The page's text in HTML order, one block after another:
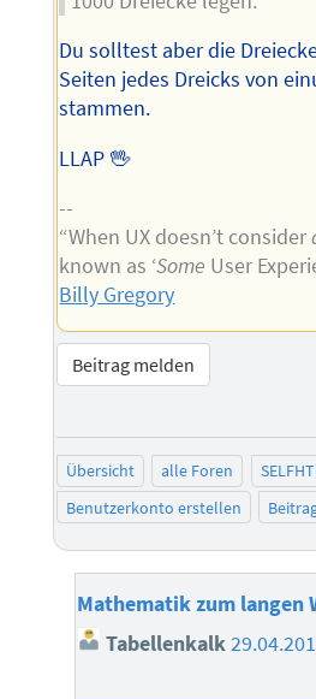
Du solltest aber die
Seiten jedes Dreicks von
stammen.
LLAP 🖖
--
“When UX doesn’t consider
known as ‘Some User
Billy Gregory
Beitrag melden
Übersicht alle Foren
Benutzerkonto erstellen
Mathematik zum langen
Tabellenkalk